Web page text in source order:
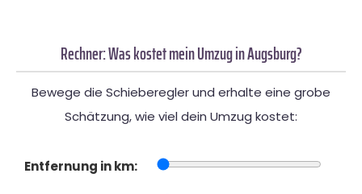
Rechner: Was kostet mein Umzug in Augsburg?
Bewege die Schieberegler und erhalte eine grobe
Schätzung, wie viel dein Umzug kostet:
Entfernung in km: